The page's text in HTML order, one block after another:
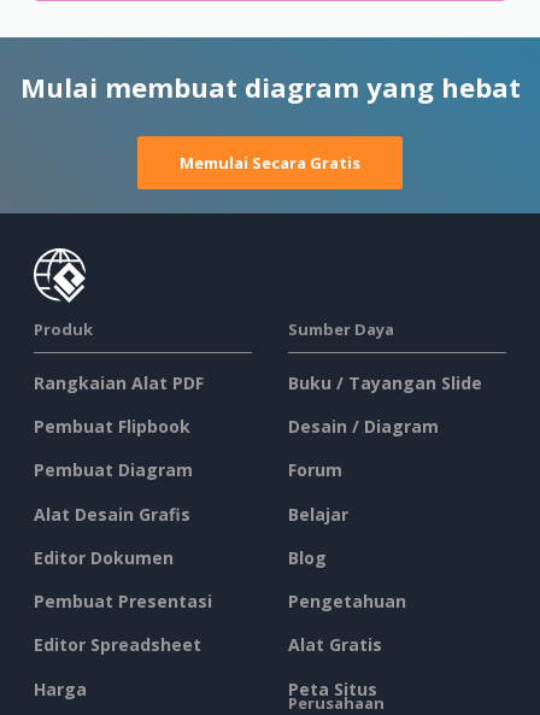
Mulai membuat diagram yang hebat
Memulai Secara Gratis
Produk
Rangkaian Alat PDF
Pembuat Flipbook
Pembuat Diagram
Alat Desain Grafis
Editor Dokumen
Pembuat Presentasi
Editor Spreadsheet
Harga
Sumber Daya
Buku / Tayangan Slide
Desain / Diagram
Forum
Belajar
Blog
Pengetahuan
Alat Gratis
Peta Situs
Perusahaan